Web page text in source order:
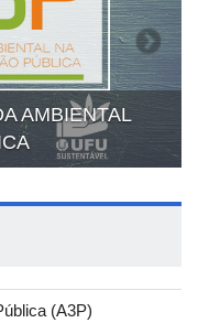
AMBIENTAL
(A3P)